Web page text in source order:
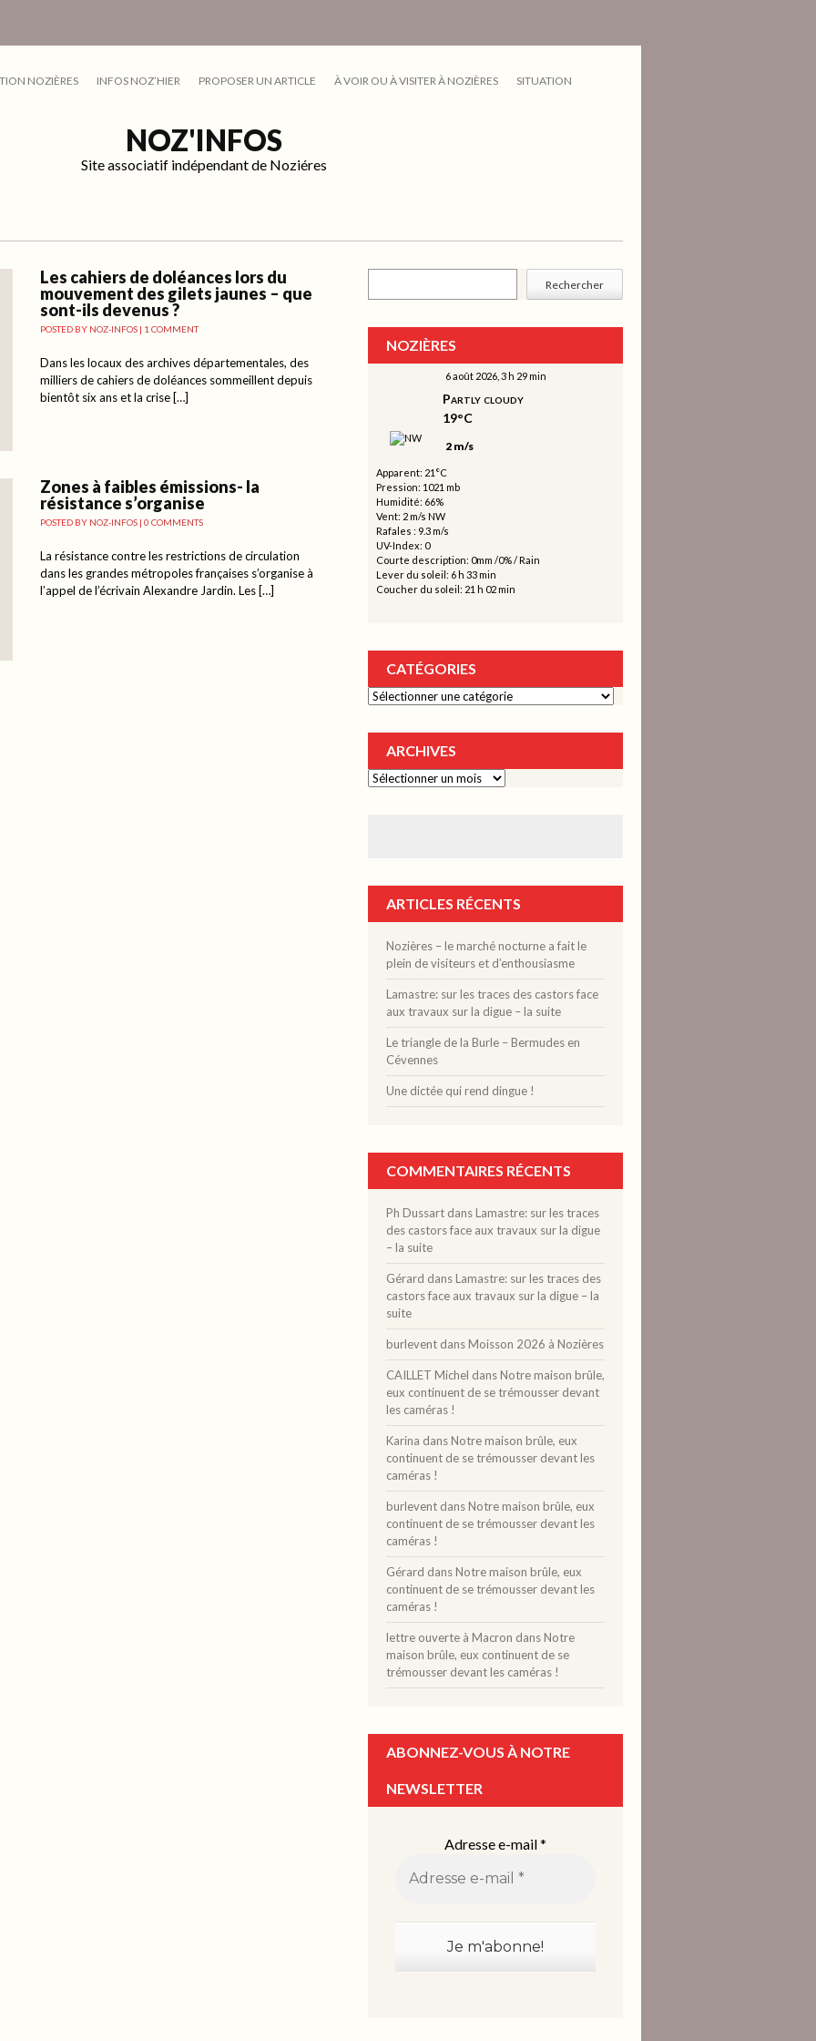
NOZIÈRES INFOS NOZ’HIER PROPOSER UN ARTICLE À VOIR OU À VISITER À NOZIÈRES SITUATION
NOZ'INFOS
Site associatif indépendant de Noziéres
Les cahiers de doléances lors du
mouvement des gilets jaunes – que
sont-ils devenus ?
POSTED BY NOZ-INFOS | 1 COMMENT
Dans les locaux des archives départementales, des
milliers de cahiers de doléances sommeillent depuis
bientôt six ans et la crise […]
Zones à faibles émissions- la
résistance s’organise
POSTED BY NOZ-INFOS | 0 COMMENTS
La résistance contre les restrictions de circulation
dans les grandes métropoles françaises s’organise à
l’appel de l’écrivain Alexandre Jardin. Les […]
Rechercher
NOZIÈRES
6 août 2026, 3 h 29 min
Partly cloudy
19°C
2 m/s
Apparent: 21°C
Pression: 1021 mb
Humidité: 66%
Vent: 2 m/s NW
Rafales : 9.3 m/s
UV-Index: 0
Courte description: 0mm /0%/Rain
Lever du soleil: 6 h 33 min
Coucher du soleil: 21 h 02 min
CATÉGORIES
Catégories
ARCHIVES
Archives
ARTICLES RÉCENTS
Nozières – le marché nocturne a fait le
plein de visiteurs et d’enthousiasme
Lamastre: sur les traces des castors face
aux travaux sur la digue – la suite
Le triangle de la Burle – Bermudes en
Cévennes
Une dictée qui rend dingue !
COMMENTAIRES RÉCENTS
Ph Dussart dansLamastre: sur les traces
des castors face aux travaux sur la digue
– la suite
Gérard dansLamastre: sur les traces des
castors face aux travaux sur la digue – la
suite
burlevent dansMoisson 2026 à Nozières
CAILLET Michel dansNotre maison brûle,
eux continuent de se trémousser devant
les caméras !
Karina dansNotre maison brûle, eux
continuent de se trémousser devant les
caméras !
burlevent dansNotre maison brûle, eux
continuent de se trémousser devant les
caméras !
Gérard dansNotre maison brûle, eux
continuent de se trémousser devant les
caméras !
lettre ouverte à Macron dansNotre
maison brûle, eux continuent de se
trémousser devant les caméras !
ABONNEZ-VOUS À NOTRE
NEWSLETTER
Adresse e-mail*